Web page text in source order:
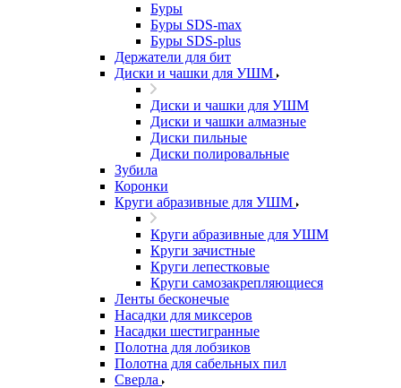
Буры
Буры SDS-max
Буры SDS-plus
Держатели для бит
Диски и чашки для УШМ
Диски и чашки для УШМ
Диски и чашки алмазные
Диски пильные
Диски полировальные
Зубила
Коронки
Круги абразивные для УШМ
Круги абразивные для УШМ
Круги зачистные
Круги лепестковые
Круги самозакрепляющиеся
Ленты бесконечые
Насадки для миксеров
Насадки шестигранные
Полотна для лобзиков
Полотна для сабельных пил
Сверла